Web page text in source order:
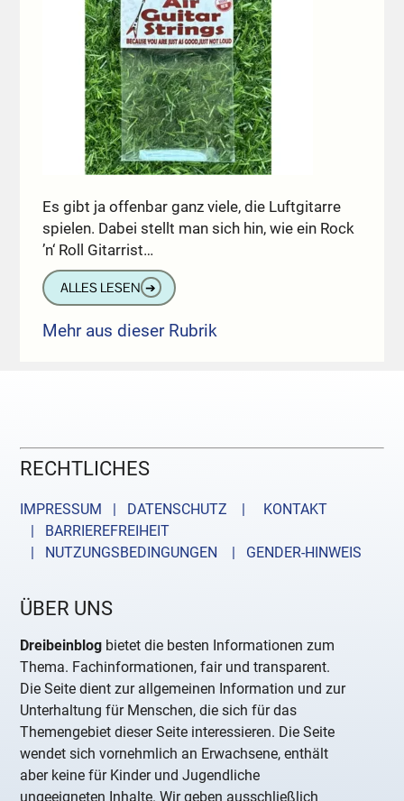
Es gibt ja offenbar ganz viele, die Luftgitarre
spielen. Dabei stellt man sich hin, wie ein Rock
’n‘ Roll Gitarrist…
ALLES LESEN ➔
Mehr aus dieser Rubrik
RECHTLICHES
IMPRESSUM | DATENSCHUTZ |
KONTAKT
| BARRIEREFREIHEIT
| NUTZUNGSBEDINGUNGEN
| GENDER-HINWEIS
ÜBER UNS
Dreibeinblog bietet die besten Informationen zum
Thema. Fachinformationen, fair und transparent.
Die Seite dient zur allgemeinen Information und zur
Unterhaltung für Menschen, die sich für das
Themengebiet dieser Seite interessieren. Die Seite
wendet sich vornehmlich an Erwachsene, enthält
aber keine für Kinder und Jugendliche
ungeeigneten Inhalte. Wir geben ausschließlich